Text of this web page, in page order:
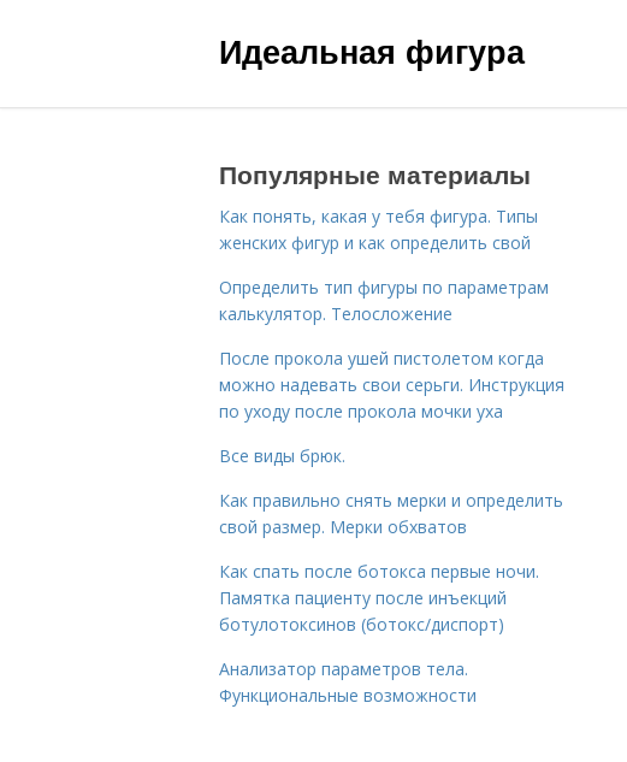
Идеальная фигура
Популярные материалы
Как понять, какая у тебя фигура. Типы
женских фигур и как определить свой
Определить тип фигуры по параметрам
калькулятор. Телосложение
После прокола ушей пистолетом когда
можно надевать свои серьги. Инструкция
по уходу после прокола мочки уха
Все виды брюк.
Как правильно снять мерки и определить
свой размер. Мерки обхватов
Как спать после ботокса первые ночи.
Памятка пациенту после инъекций
ботулотоксинов (ботокс/диспорт)
Анализатор параметров тела.
Функциональные возможности